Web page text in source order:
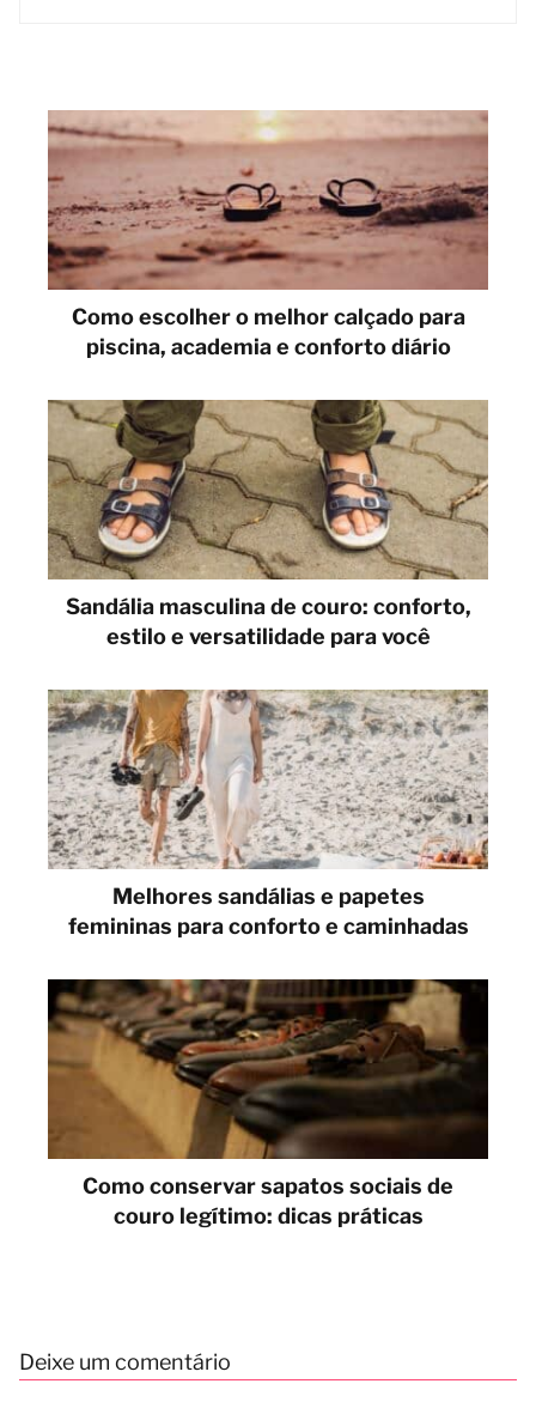
Como escolher o melhor calçado para
piscina, academia e conforto diário
Sandália masculina de couro: conforto,
estilo e versatilidade para você
Melhores sandálias e papetes
femininas para conforto e caminhadas
Como conservar sapatos sociais de
couro legítimo: dicas práticas
Deixe um comentário